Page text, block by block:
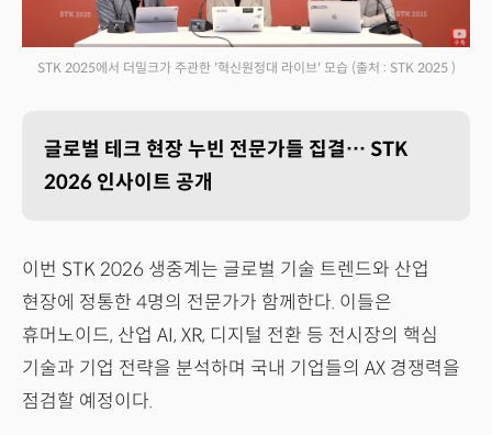
STK 2025에서 더밀크가 주관한 '혁신원정대 라이브' 모습 (출처 : STK 2025 )
글로벌 테크 현장 누빈 전문가들 집결… STK
2026 인사이트 공개
이번 STK 2026 생중계는 글로벌 기술 트렌드와 산업
현장에 정통한 4명의 전문가가 함께한다. 이들은
휴머노이드, 산업 AI, XR, 디지털 전환 등 전시장의 핵심
기술과 기업 전략을 분석하며 국내 기업들의 AX 경쟁력을
점검할 예정이다.